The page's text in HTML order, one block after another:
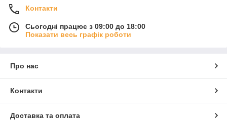
Контакти
Сьогодні працює з 09:00 до 18:00
Показати весь графік роботи
Про нас
Контакти
Доставка та оплата